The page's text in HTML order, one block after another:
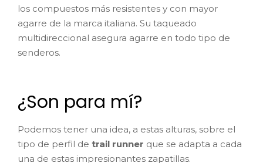
los compuestos más resistentes y con mayor
agarre de la marca italiana. Su taqueado
multidireccional asegura agarre en todo tipo de
senderos.
¿Son para mí?
Podemos tener una idea, a estas alturas, sobre el
tipo de perfil de trail runner que se adapta a cada
una de estas impresionantes zapatillas.